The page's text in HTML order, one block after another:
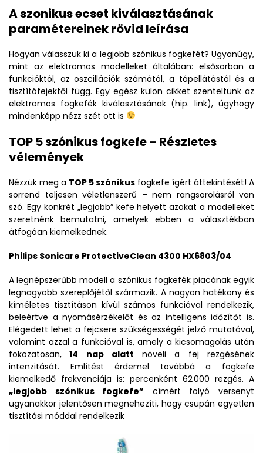
A szonikus ecset kiválasztásának
paramétereinek rövid leírása
Hogyan válasszuk ki a legjobb szónikus fogkefét? Ugyanúgy,
mint az elektromos modelleket általában: elsősorban a
funkcióktól, az oszcillációk számától, a tápellátástól és a
tisztítófejektől függ. Egy egész külön cikket szenteltünk az
elektromos fogkefék kiválasztásának (hip. link), úgyhogy
mindenképp nézz szét ott is
TOP 5 szónikus fogkefe – Részletes
vélemények
Nézzük meg a TOP 5 szónikus fogkefe ígért áttekintését! A
sorrend teljesen véletlenszerű – nem rangsorolásról van
szó. Egy konkrét „legjobb” kefe helyett azokat a modelleket
szeretnénk bemutatni, amelyek ebben a választékban
átfogóan kiemelkednek.
Philips Sonicare ProtectiveClean 4300 HX6803/04
A legnépszerűbb modell a szónikus fogkefék piacának egyik
legnagyobb szereplőjétől származik. A nagyon hatékony és
kíméletes tisztításon kívül számos funkcióval rendelkezik,
beleértve a nyomásérzékelőt és az intelligens időzítőt is.
Elégedett lehet a fejcsere szükségességét jelző mutatóval,
valamint azzal a funkcióval is, amely a kicsomagolás után
fokozatosan, 14 nap alatt növeli a fej rezgésének
intenzitását. Említést érdemel továbbá a fogkefe
kiemelkedő frekvenciája is: percenként 62 000 rezgés. A
„legjobb szónikus fogkefe” címért folyó versenyt
ugyanakkor jelentősen megnehezíti, hogy csupán egyetlen
tisztítási móddal rendelkezik